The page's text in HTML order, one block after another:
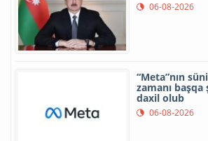
06-08-2026
“Meta”nın
zamanı
daxil olub
06-08-2026